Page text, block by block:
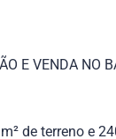
E VENDA NO
de terreno e